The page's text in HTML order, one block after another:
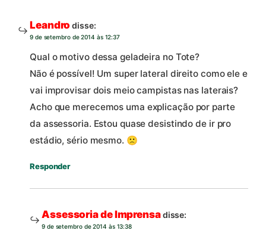
Leandro disse:
9 de setembro de 2014 às 12:37
Qual o motivo dessa geladeira no Tote?
Não é possível! Um super lateral direito como ele e
vai improvisar dois meio campistas nas laterais?
Acho que merecemos uma explicação por parte
da assessoria. Estou quase desistindo de ir pro
estádio, sério mesmo. 🙁
Responder
Assessoria de Imprensadisse:
9 de setembro de 2014 às 13:38